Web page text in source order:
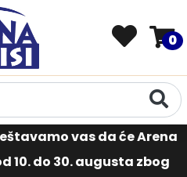
0
vas da će Arena
10. do 30. augusta zbog